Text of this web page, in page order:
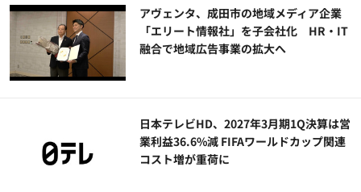
アヴェンタ、成田市の地域メディア企業
「エリート情報社」を子会社化 HR・IT
融合で地域広告事業の拡大へ
日本テレビHD、2027年3月期1Q決算は営
業利益36.6%減 FIFAワールドカップ関連
コスト増が重荷に